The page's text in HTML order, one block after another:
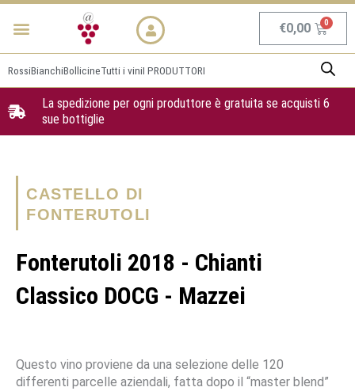
Vai
Menu €0,00
RossiBianchiBollicineTutti i viniI PRODUTTORI
La spedizione per ogni produttore è gratuita se acquisti 6
sue bottiglie
CASTELLO DI
FONTERUTOLI
Fonterutoli 2018 - Chianti
Classico DOCG - Mazzei
Questo vino proviene da una selezione delle 120
differenti parcelle aziendali, fatta dopo il “master blend”